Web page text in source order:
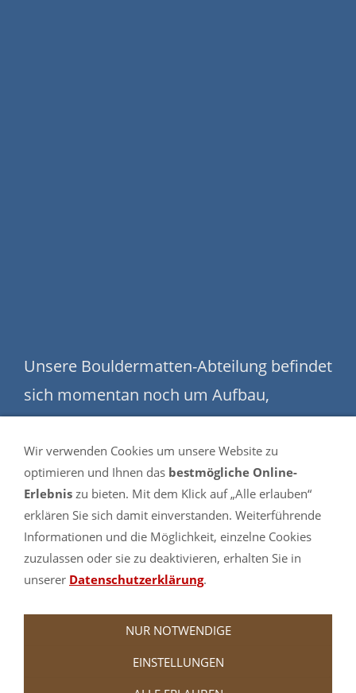
Unsere Bouldermatten-Abteilung befindet
sich momentan noch um Aufbau,
trotzdem sind bereits jetzt schon
wesentlich mehr Maße und Farben
verfügbar als hier im Shop angezeigt.
Schauen Sie sich gerne einmal in
unserem Partnershop turnmatte.com in
derBouldermatten-Abteilung
Wir verwenden Cookies um unsere Website zu
optimieren und Ihnen das bestmögliche Online-
Erlebnis zu bieten. Mit dem Klick auf „Alle erlauben“
erklären Sie sich damit einverstanden. Weiterführende
Informationen und die Möglichkeit, einzelne Cookies
zuzulassen oder sie zu deaktivieren, erhalten Sie in
unserer Datenschutzerklärung.
NUR NOTWENDIGE
EINSTELLUNGEN